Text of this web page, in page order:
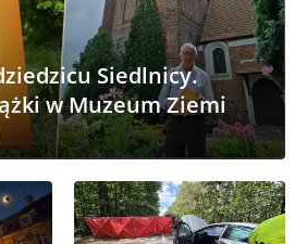
Siedlnicy.
w Muzeum Ziemi